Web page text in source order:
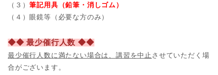
（３）筆記用具（鉛筆・消しゴム）
（４）眼鏡等（必要な方のみ）
◆◆ 最少催行人数 ◆◆
最少催行人数に満たない場合は、講習を中止 させていただく場
合がございます。